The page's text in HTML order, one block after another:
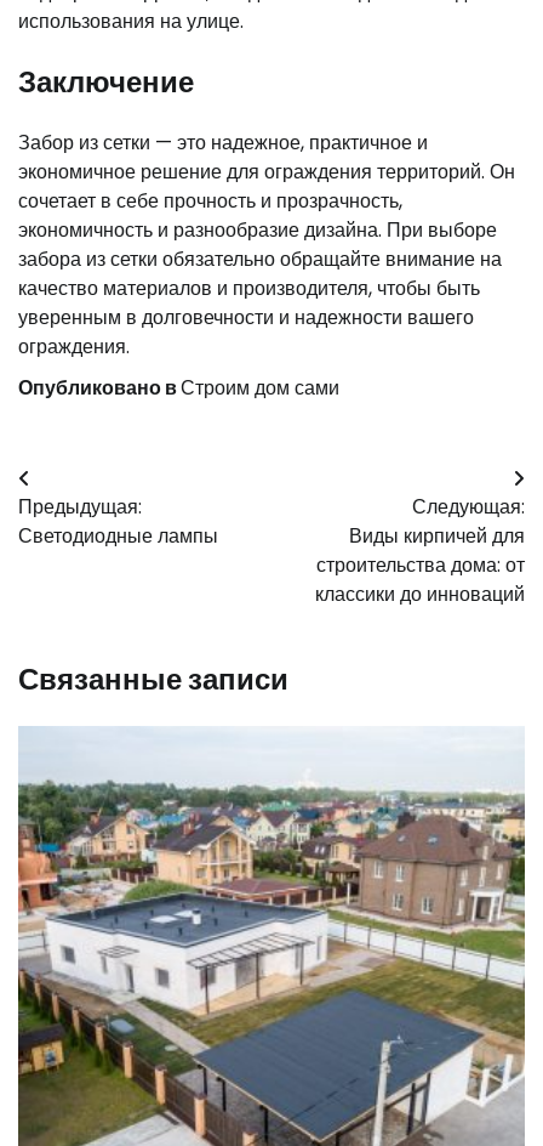
использования на улице.
Заключение
Забор из сетки — это надежное, практичное и
экономичное решение для ограждения территорий. Он
сочетает в себе прочность и прозрачность,
экономичность и разнообразие дизайна. При выборе
забора из сетки обязательно обращайте внимание на
качество материалов и производителя, чтобы быть
уверенным в долговечности и надежности вашего
ограждения.
Опубликовано вСтроим дом сами
Навигация
по
Предыдущая:
Светодиодные лампы
Следующая:
Виды кирпичей для
строительства дома: от
классики до инноваций
Связанные записи